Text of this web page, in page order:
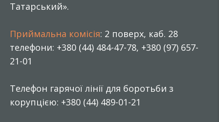
Татарський».
Приймальна комісія: 2 поверх, каб. 28
телефони: +380 (44) 484-47-78, +380 (97) 657-
21-01
Телефон гарячої лінії для боротьби з
корупцією: +380 (44) 489-01-21